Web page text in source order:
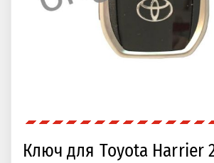
Ключ для Toyota Harrier